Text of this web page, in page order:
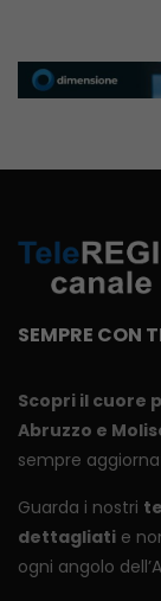
SEMPRE CON
Scopri il cuore
Abruzzo e
sempre
Guarda i nostri
dettagliati e
ogni angolo